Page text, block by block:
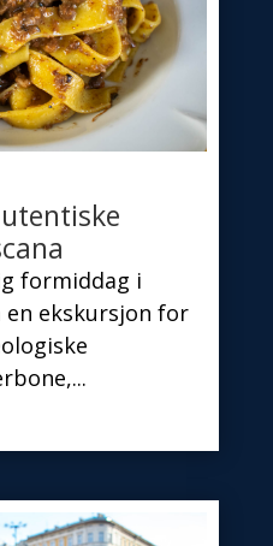
formiddag i
en ekskursjon for